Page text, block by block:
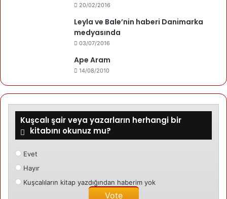
20/02/2016
Leyla ve Bale’nin haberi Danimarka
medyasında
03/07/2016
Ape Aram
14/08/2010
Kuşcalı şair veya yazarların herhangi bir
kitabını okunuz mu?
Evet
Hayır
Kuşcalıların kitap yazdığından haberim yok